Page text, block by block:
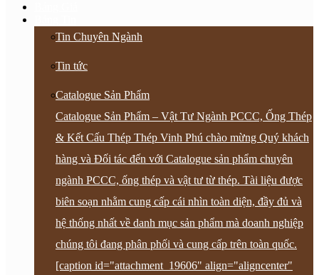
Tin Chuyên Ngành
Tin tức
Catalogue Sản Phẩm
Catalogue Sản Phẩm – Vật Tư Ngành PCCC, Ống Thép
& Kết Cấu Thép Thép Vinh Phú chào mừng Quý khách
hàng và Đối tác đến với Catalogue sản phẩm chuyên
ngành PCCC, ống thép và vật tư từ thép. Tài liệu được
biên soạn nhằm cung cấp cái nhìn toàn diện, đầy đủ và
hệ thống nhất về danh mục sản phẩm mà doanh nghiệp
chúng tôi đang phân phối và cung cấp trên toàn quốc.
[caption id="attachment_19606" align="aligncenter"